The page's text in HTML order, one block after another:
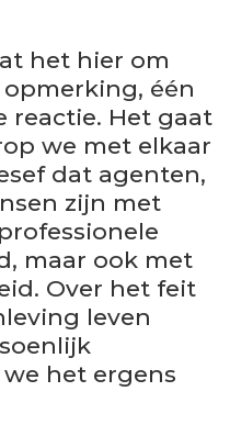
het hier om
één
reactie. Het gaat
we met elkaar
dat agenten,
zijn met
maar ook met
Over het feit
leven
het ergens